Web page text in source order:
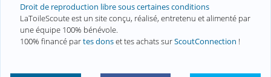
Droit de reproduction libre sous certaines conditions
LaToileScoute est un site conçu, réalisé, entretenu et alimenté par
une équipe 100% bénévole.
100% financé partes donset tes achats surScoutConnection !